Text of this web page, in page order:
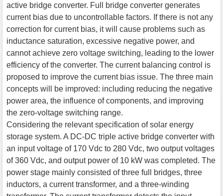
active bridge converter. Full bridge converter generates
current bias due to uncontrollable factors. If there is not any
correction for current bias, it will cause problems such as
inductance saturation, excessive negative power, and
cannot achieve zero voltage switching, leading to the lower
efficiency of the converter. The current balancing control is
proposed to improve the current bias issue. The three main
concepts will be improved: including reducing the negative
power area, the influence of components, and improving
the zero-voltage switching range.
Considering the relevant specification of solar energy
storage system. A DC-DC triple active bridge converter with
an input voltage of 170 Vdc to 280 Vdc, two output voltages
of 360 Vdc, and output power of 10 kW was completed. The
power stage mainly consisted of three full bridges, three
inductors, a current transformer, and a three-winding